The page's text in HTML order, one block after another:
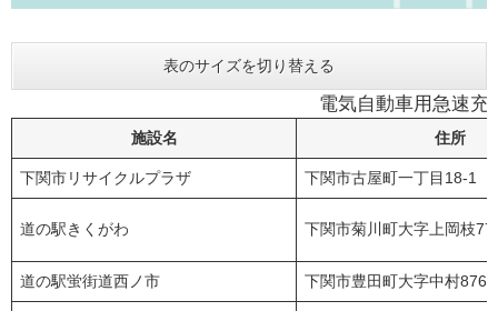
表のサイズを切り替える
電気自動車用急速充
施設名 住所
下関市リサイクルプラザ 下関市古屋町一丁目18-1
道の駅きくがわ 下関市菊川町大字上岡枝
道の駅蛍街道西ノ市 下関市豊田町大字中村876-